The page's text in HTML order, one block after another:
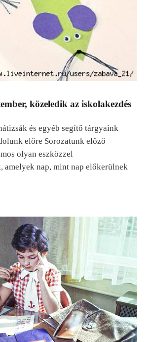
közeledik az iskolakezdés
és egyéb segítő tárgyaink
előre Sorozatunk előző
olyan eszközzel
amelyek nap, mint nap előkerülnek